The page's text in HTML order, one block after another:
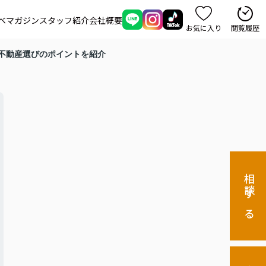
マガジンスタッフ紹介会社概要
お気に入り 閲覧履歴
相談する
動産選びのポイントを紹介